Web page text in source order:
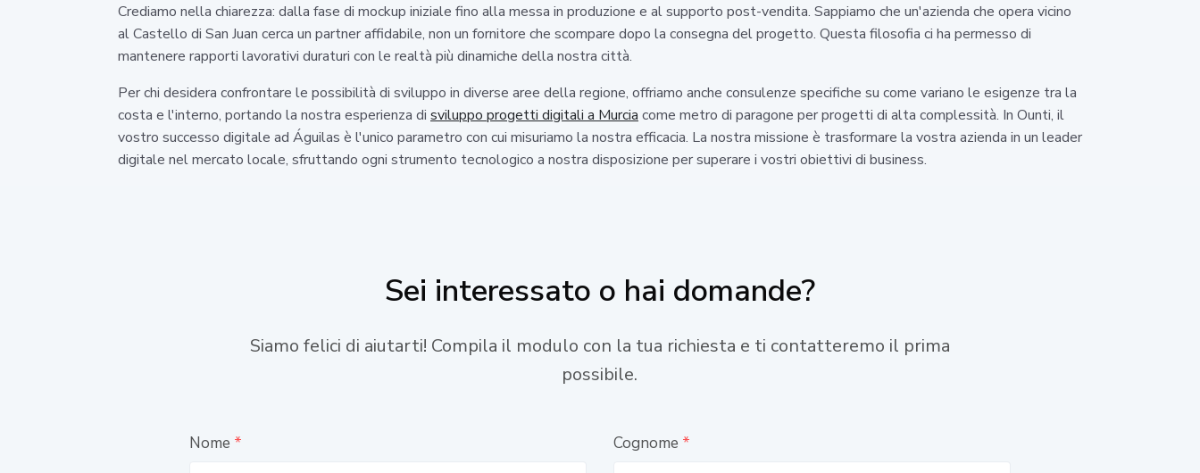
Crediamo nella chiarezza: dalla fase di mockup iniziale fino alla messa in produzione e al supporto post-vendita. Sappiamo che un'azienda che opera vicino
al Castello di San Juan cerca un partner affidabile, non un fornitore che scompare dopo la consegna del progetto. Questa filosofia ci ha permesso di
mantenere rapporti lavorativi duraturi con le realtà più dinamiche della nostra città.
Per chi desidera confrontare le possibilità di sviluppo in diverse aree della regione, offriamo anche consulenze specifiche su come variano le esigenze tra la
costa e l'interno, portando la nostra esperienza di sviluppo progetti digitali a Murcia come metro di paragone per progetti di alta complessità. In Ounti, il
vostro successo digitale ad Águilas è l'unico parametro con cui misuriamo la nostra efficacia. La nostra missione è trasformare la vostra azienda in un leader
digitale nel mercato locale, sfruttando ogni strumento tecnologico a nostra disposizione per superare i vostri obiettivi di business.
Sei interessato o hai domande?
Siamo felici di aiutarti! Compila il modulo con la tua richiesta e ti contatteremo il prima
possibile.
Nome * Cognome *